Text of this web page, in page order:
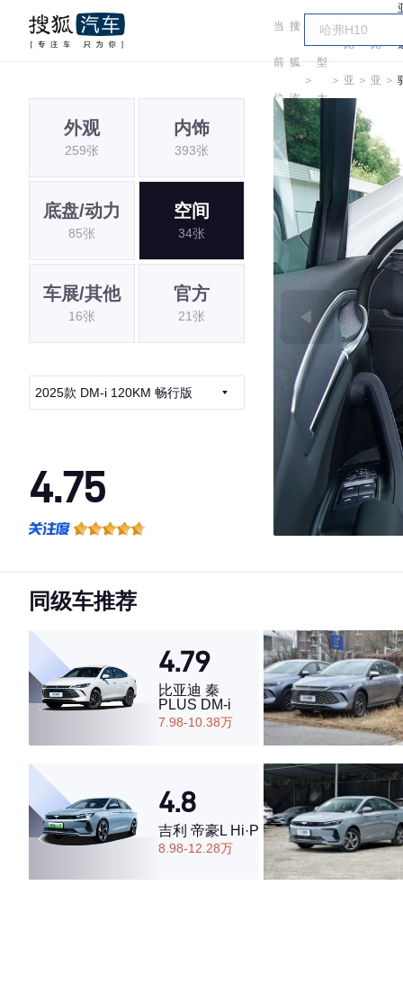
当
前
位
置:
搜
狐
汽
车
＞
车
型
大
全
＞
比
亚
迪
＞
比
亚 ＞
外观
259张
内饰
393张
底盘/动力
85张
空间
34张
车展/其他
16张
官方
21张
2025款 DM-i 120KM 畅行版
4.75
·空间表现较为优秀，优于69%同级车
同级车推荐
4.79
比亚迪 秦
PLUS DM-i
7.98-10.38万
4.8
吉利 帝豪L Hi·P
8.98-12.28万